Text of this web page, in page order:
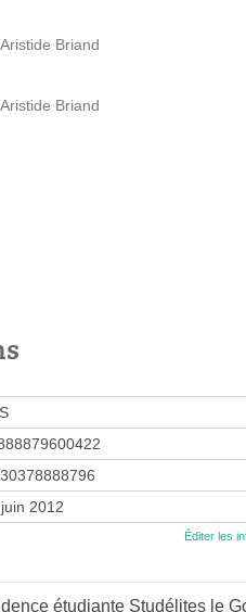
Briand
Briand
2012
Éditer les
étudiante Studélites le